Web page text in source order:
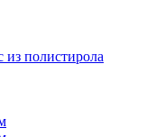
полистирола